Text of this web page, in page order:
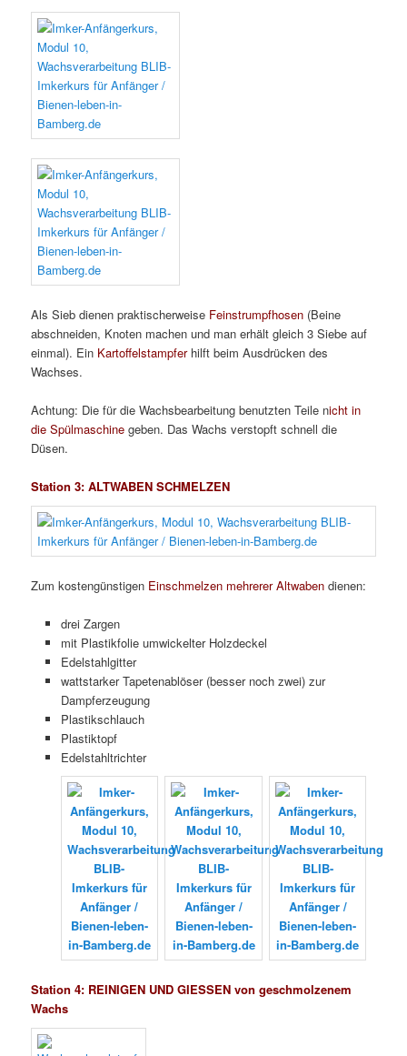
Als Sieb dienen praktischerweise Feinstrumpfhosen (Beine
abschneiden, Knoten machen und man erhält gleich 3 Siebe auf
einmal). Ein Kartoffelstampferhilft beim Ausdrücken des
Wachses.
Achtung: Die für die Wachsbearbeitung benutzten Teile nicht in
die Spülmaschine geben. Das Wachs verstopft schnell die
Düsen.
Station 3: ALTWABEN SCHMELZEN
Zum kostengünstigen Einschmelzen mehrerer Altwaben dienen:
drei Zargen
mit Plastikfolie umwickelter Holzdeckel
Edelstahlgitter
wattstarker Tapetenablöser (besser noch zwei) zur
Dampferzeugung
Plastikschlauch
Plastiktopf
Edelstahltrichter
Station 4: REINIGEN UND GIESSEN von geschmolzenem
Wachs